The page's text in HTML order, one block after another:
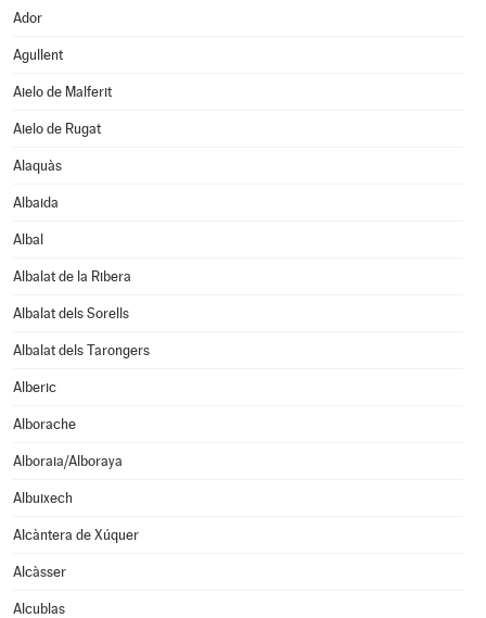
Ador
Agullent
Aielo de Malferit
Aielo de Rugat
Alaquàs
Albaida
Albal
Albalat de la Ribera
Albalat dels Sorells
Albalat dels Tarongers
Alberic
Alborache
Alboraia/Alboraya
Albuixech
Alcàntera de Xúquer
Alcàsser
Alcublas